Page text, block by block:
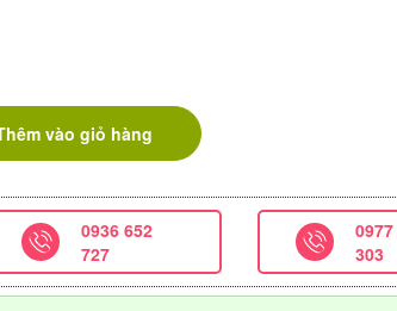
vào giỏ hàng
0936 652
727
0977
303